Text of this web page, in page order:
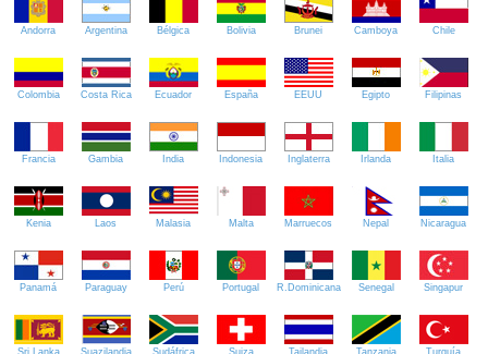
Andorra Argentina Bélgica Bolivia Brunei Camboya Chile
Colombia Costa Rica Ecuador España EEUU Egipto Filipinas
Francia Gambia India Indonesia Inglaterra Irlanda Italia
Kenia Laos Malasia Malta Marruecos Nepal Nicaragua
Panamá Paraguay Perú Portugal R.Dominicana Senegal Singapur
Sri Lanka Suazilandia Sudáfrica Suiza Tailandia Tanzania Turquía